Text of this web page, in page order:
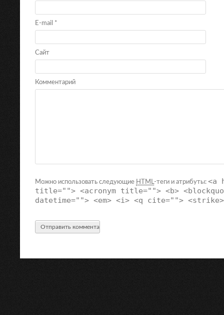
E-mail *
Сайт
Комментарий
Можно использовать следующие HTML-теги и атрибуты: <a
title=""> <acronym title=""> <b>
datetime=""> <em> <i> <q cite="">